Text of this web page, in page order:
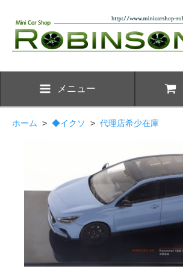
メニュー
ホーム > ◆イクソ > 代理店希少在庫